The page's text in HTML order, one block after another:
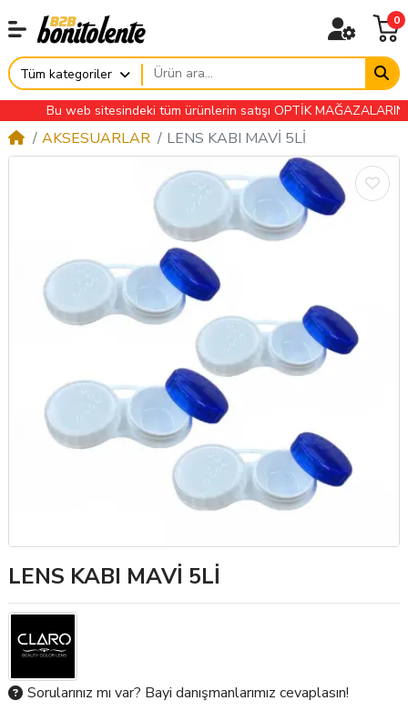
0
Tüm kategoriler
Bu web sitesindeki tüm ürünlerin satışı OPTİK MAĞAZALARINA
AKSESUARLAR LENS KABI MAVİ 5Lİ
LENS KABI MAVİ 5Lİ
Sorularınız mı var? Bayi danışmanlarımız cevaplasın!